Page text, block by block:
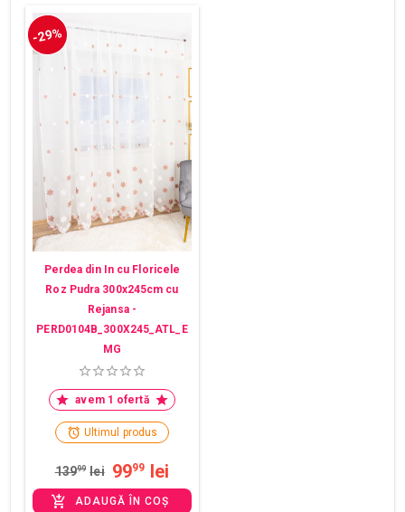
-29%
Perdea din In cu Floricele
Roz Pudra 300x245cm cu
Rejansa -
PERD0104B_300X245_ATL_E
MG
avem 1 ofertă
Ultimul produs
13999 lei 9999 lei
ADAUGĂ ÎN COȘ